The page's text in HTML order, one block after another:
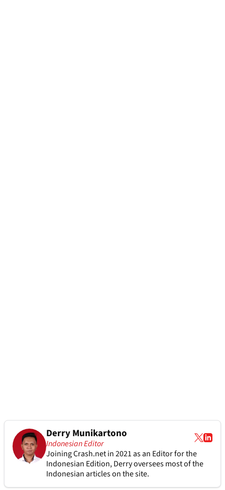
Derry Munikartono
Indonesian Editor
Joining Crash.net in 2021 as an Editor for the
Indonesian Edition, Derry oversees most of the
Indonesian articles on the site.